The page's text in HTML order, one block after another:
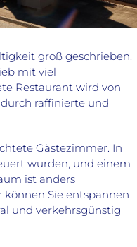
groß geschrieben.
mit viel
Restaurant wird von
raffinierte und
Gästezimmer. In
wurden, und einem
ist anders
Sie entspannen
und verkehrsgünstig